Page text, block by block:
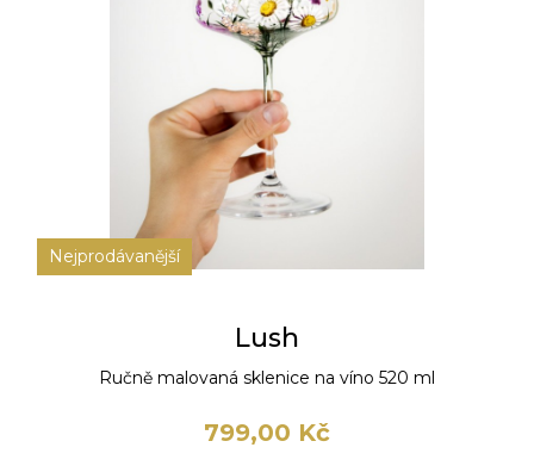
Nejprodávanější
Lush
Ručně malovaná sklenice na víno 520 ml
799,00 Kč